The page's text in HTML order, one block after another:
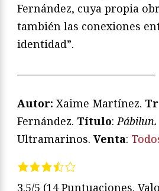
Fernández, cuya propia
también las conexiones
identidad”.
—————————————
Autor: Xaime Martínez.
Fernández. Título:Pábilun.
Ultramarinos. Venta:
3.5/5 (14 Puntuaciones.